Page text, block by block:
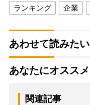
ランキング 企業
あわせて読みたい
あなたにオススメ
関連記事